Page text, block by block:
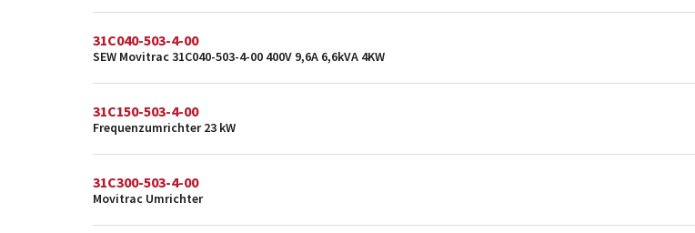
31C040-503-4-00
SEW Movitrac 31C040-503-4-00 400V 9,6A 6,6kVA 4KW
31C150-503-4-00
Frequenzumrichter 23 kW
31C300-503-4-00
Movitrac Umrichter